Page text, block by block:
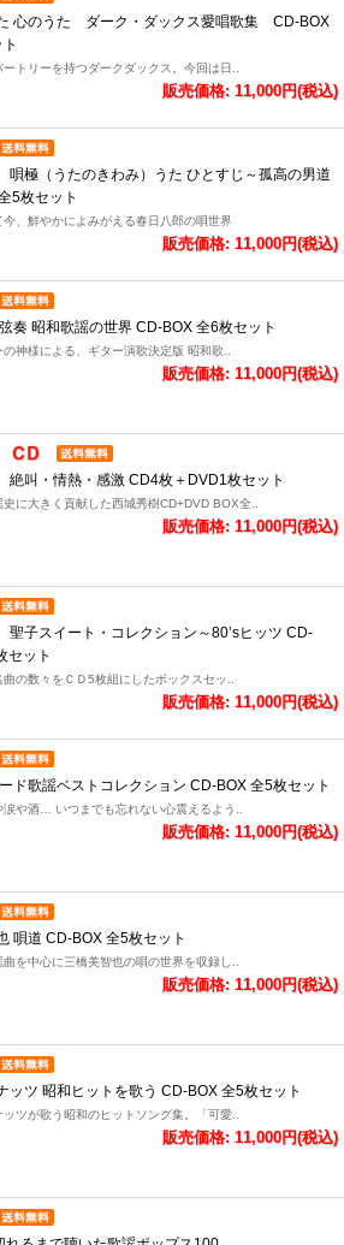
心のうた ダーク・ダックス愛唱歌集 CD-BOX
トリーを持つダークダックス。今回は日..
販売価格: 11,000円(税込)
極（うたのきわみ）うた ひとすじ～孤高の男道
5枚セット
今、鮮やかによみがえる春日八郎の唄世界
販売価格: 11,000円(税込)
奏 昭和歌謡の世界 CD-BOX 全6枚セット
神様による、ギター演歌決定版 昭和歌..
販売価格: 11,000円(税込)
叫・情熱・感激 CD4枚＋DVD1枚セット
に大きく貢献した西城秀樹CD+DVD BOX全..
販売価格: 11,000円(税込)
子スイート・コレクション～80’sヒッツ CD-
セット
の数々をＣＤ5枚組にしたボックスセッ..
販売価格: 11,000円(税込)
ド歌謡ベストコレクション CD-BOX 全5枚セット
涙や酒… いつまでも忘れない心震えるよう..
販売価格: 11,000円(税込)
唄道 CD-BOX 全5枚セット
曲を中心に三橋美智也の唄の世界を収録し..
販売価格: 11,000円(税込)
ッツ 昭和ヒットを歌う CD-BOX 全5枚セット
ツが歌う昭和のヒットソング集。「可愛..
販売価格: 11,000円(税込)